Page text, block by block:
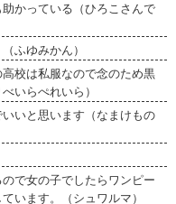
かっている（ひろこさんで
ふゆみかん）
校は私服なので念のため黒
いらぺれいら）
いと思います（なまけもの
で女の子でしたらワンピー
います。（シュワルマ）